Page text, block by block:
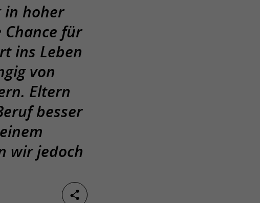
in hoher
für
ins Leben
von
Eltern
besser
wir jedoch